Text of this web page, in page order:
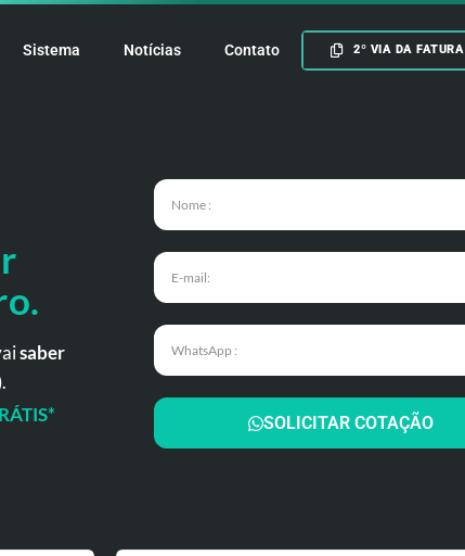
Sistema Notícias Contato 2º VIA DA FATURA
saber
.
SOLICITAR COTAÇÃO